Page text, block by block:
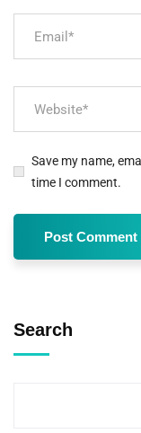
Save my name,
time I comment.
Search